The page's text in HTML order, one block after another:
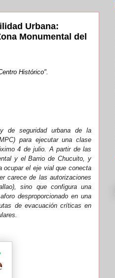
Urbana:
Monumental del
Histórico".
de seguridad urbana de la
para ejecutar una clase
4 de julio. A partir de las
y el Barrio de Chucuito, y
ocupar el eje vial que conecta
carece de las autorizaciones
sino que configura una
desproporcionado en una
de evacuación críticas en